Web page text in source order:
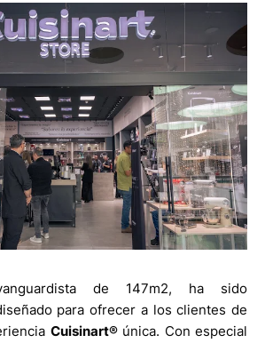
de 147m2, ha sido
para ofrecer a los clientes de
Cuisinart®única. Con especial